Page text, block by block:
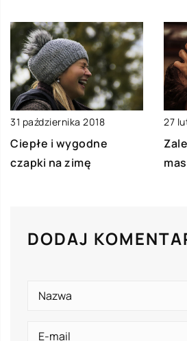
31 października 2018
Ciepłe i wygodne
czapki na zimę
27
DODAJ